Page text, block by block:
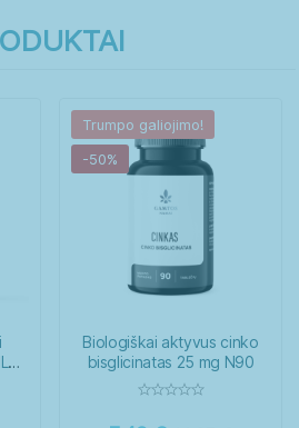
Trumpo galiojimo!
-50%
Biologiškai aktyvus cinko
bisglicinatas 25 mg N90